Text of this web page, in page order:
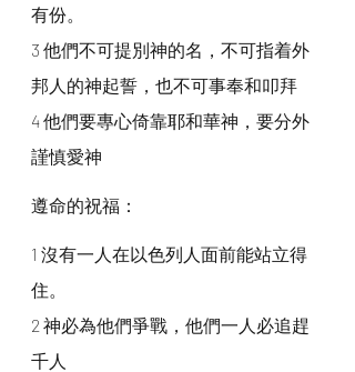
有份。
3 他們不可提別神的名，不可指着外
邦人的神起誓，也不可事奉和叩拜
4 他們要專心倚靠耶和華神，要分外
謹慎愛神
遵命的祝福：
1 沒有一人在以色列人面前能站立得
住。
2 神必為他們爭戰，他們一人必追趕
千人